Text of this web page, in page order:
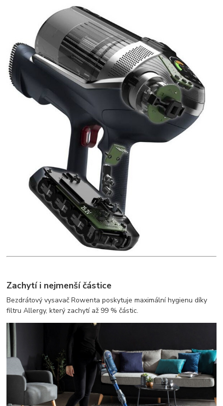
Zachytí i nejmenší částice
Bezdrátový vysavač Rowenta poskytuje maximální hygienu díky
filtru Allergy, který zachytí až 99 % částic.